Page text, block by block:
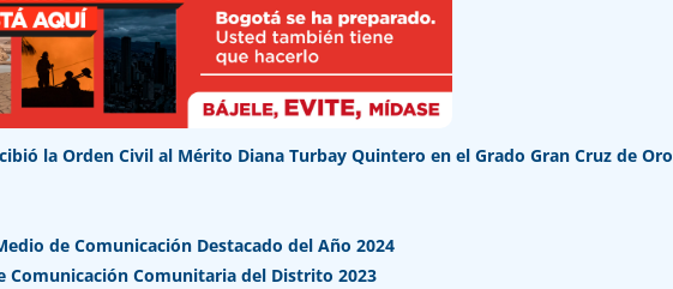
la Orden Civil al Mérito Diana Turbay Quintero en el Grado Gran Cruz de Oro
de Comunicación Destacado del Año 2024
Comunicación Comunitaria del Distrito 2023